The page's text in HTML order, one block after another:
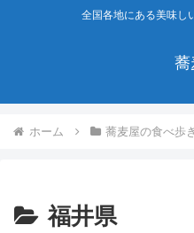
全国各地にある美味し
蕎
ホーム 蕎麦屋の食べ歩き
福井県